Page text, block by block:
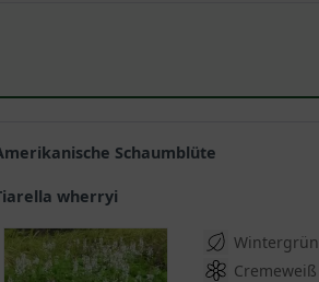
Sep(1)
Amerikanische Schaumblüte
Tiarella wherryi
Wintergrün
Cremeweiß